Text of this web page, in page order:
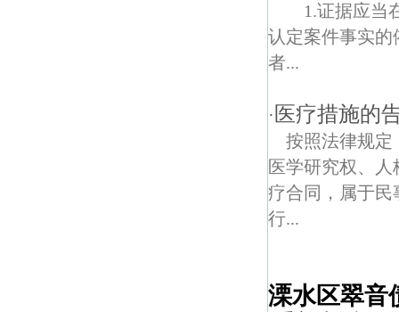
1.证据应当
认定案件事实
者...
· 医疗措施的
按照法律规定
医学研究权、
疗合同，属于民
行...
溧水区翠音